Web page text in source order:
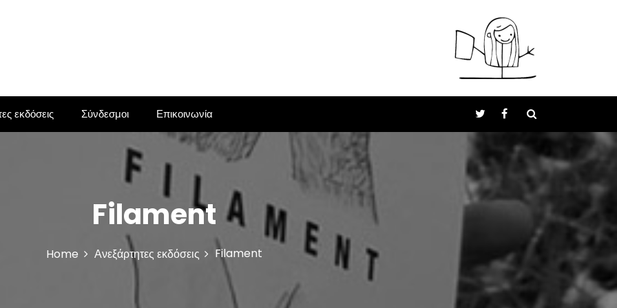
εκδόσεις Σύνδεσμοι Επικοινωνία
Filament
Home Ανεξάρτητες εκδόσεις Filament